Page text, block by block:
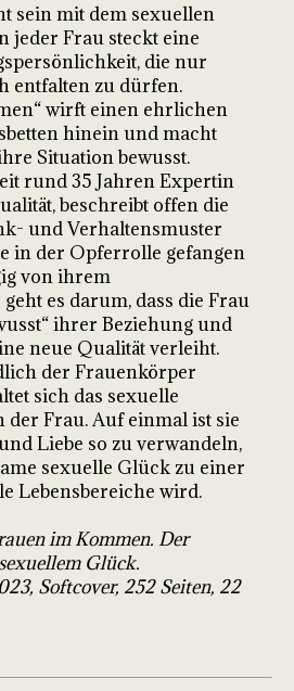
sein mit dem sexuellen
jeder Frau steckt eine
die nur
entfalten zu dürfen.
wirft einen ehrlichen
hinein und macht
Situation bewusst.
rund 35 Jahren Expertin
beschreibt offen die
und Verhaltensmuster
in der Opferrolle gefangen
von ihrem
es darum, dass die Frau
ihrer Beziehung und
neue Qualität verleiht.
der Frauenkörper
sich das sexuelle
der Frau. Auf einmal ist sie
Liebe so zu verwandeln,
sexuelle Glück zu einer
Lebensbereiche wird.
im Kommen. Der
Glück.
Softcover, 252 Seiten, 22